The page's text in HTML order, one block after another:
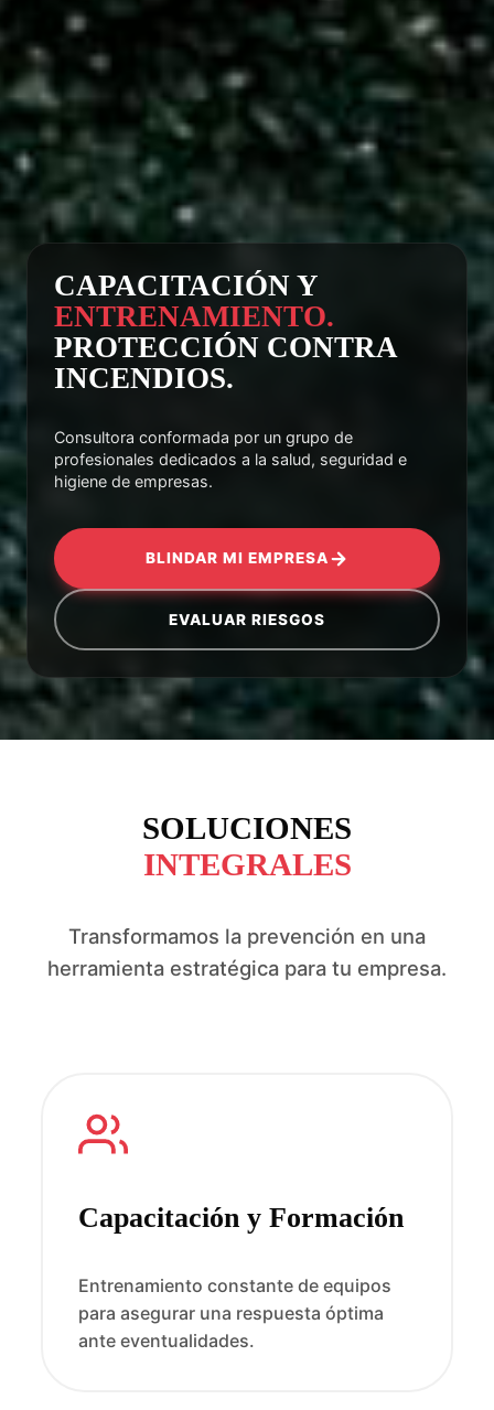
CAPACITACIÓN Y
ENTRENAMIENTO.
PROTECCIÓN CONTRA
INCENDIOS.
Consultora conformada por un grupo de
profesionales dedicados a la salud, seguridad e
higiene de empresas.
BLINDAR MI EMPRESA
EVALUAR RIESGOS
SOLUCIONES
INTEGRALES
Transformamos la prevención en una
herramienta estratégica para tu empresa.
Capacitación y Formación
Entrenamiento constante de equipos
para asegurar una respuesta óptima
ante eventualidades.